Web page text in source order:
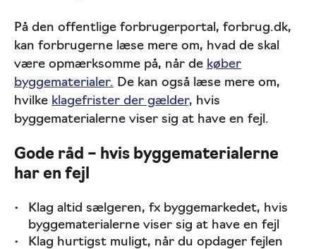
På den offentlige forbrugerportal, forbrug.dk,
kan forbrugerne læse mere om, hvad de skal
være opmærksomme på, når de køber
byggematerialer. De kan også læse mere om,
hvilke klagefrister der gælder, hvis
byggematerialerne viser sig at have en fejl.
Gode råd – hvis byggematerialerne
har en fejl
Klag altid sælgeren, fx byggemarkedet, hvis
byggematerialerne viser sig at have en fejl
Klag hurtigst muligt, når du opdager fejlen